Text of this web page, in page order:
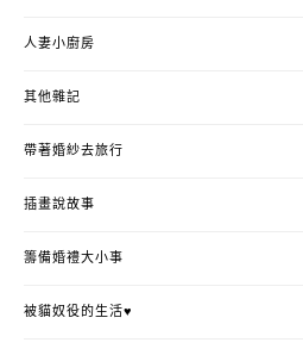
人妻小廚房
其他雜記
帶著婚紗去旅行
插畫說故事
籌備婚禮大小事
被貓奴役的生活♥